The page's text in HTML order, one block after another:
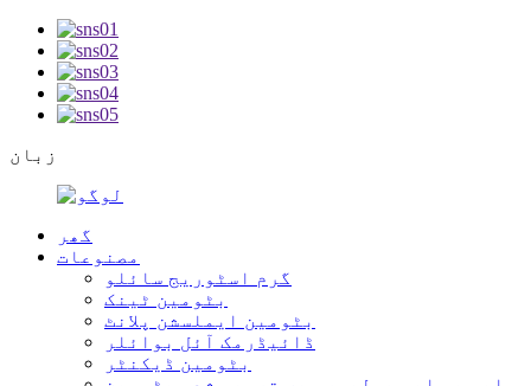
زبان
گھر
مصنوعات
گرم اسٹوریج سائلو
بٹومین ٹینک
بٹومین ایملسشن پلانٹ
ڈائیڈرمک آئل بوائلر
بٹومین ڈیکنٹر